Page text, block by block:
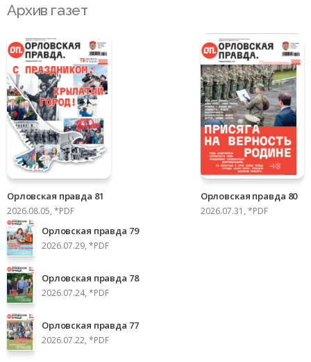
Архив газет
Орловская правда 81
2026.08.05, *PDF
Орловская правда 80
2026.07.31, *PDF
Орловская правда 79
2026.07.29, *PDF
Орловская правда 78
2026.07.24, *PDF
Орловская правда 77
2026.07.22, *PDF